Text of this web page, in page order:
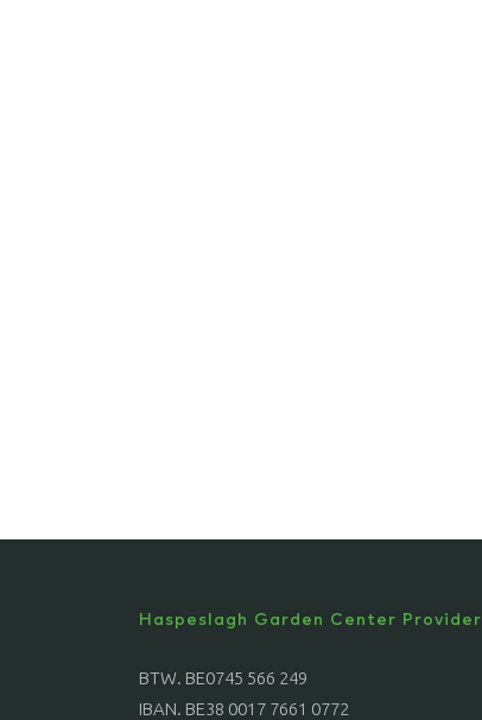
Haspeslagh Garden Center Provider
BTW. BE0745 566 249
IBAN. BE38 0017 7661 0772